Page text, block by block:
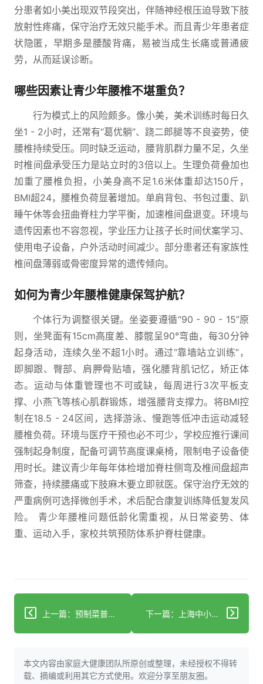
分患者如小美出现双节段突出，伴随神经根压迫导致下肢
放射性疼痛，保守治疗无效只能手术。而且青少年患者症
状隐匿，早期多是腰酸背痛，易被当成生长痛或普通疲
劳，从而延误诊断。
哪些因素让青少年腰椎不堪重负？
行为模式上的风险颇多。像小美，美术训练时每日久
坐1 - 2小时，还常有“葛优躺”、跷二郎腿等不良姿势，使
腰椎持续受压。同时缺乏运动，腰背肌群力量不足，久坐
时椎间盘承受压力是站立时的3倍以上。生理负荷叠加也
加重了腰椎负担，小美身高不足1.6米体重却达150斤，
BMI超24，腰椎负荷显著增加。单肩背包、书包过重、趴
睡午休等会扭曲脊柱力学平衡，加速椎间盘退变。环境与
遗传因素也不容忽视，学业压力让孩子长时间伏案学习、
使用电子设备，户外活动时间减少。部分患者还有家族性
椎间盘薄弱或骨密度异常的遗传倾向。
如何为青少年腰椎健康保驾护航？
个体行为调整很关键。坐姿要遵循“90 - 90 - 15”原
则，坐凳面有15cm高度差、膝髋呈90°弯曲，每30分钟
起身活动，连续久坐不超1小时。通过“靠墙站立训练”，
即脚跟、臀部、肩胛骨贴墙，强化腰背肌记忆，矫正体
态。运动与体重管理也不可或缺，每周进行3次平板支
撑、小燕飞等核心肌群锻炼，增强腰背支撑力。将BMI控
制在18.5 - 24区间，选择游泳、慢跑等低冲击运动减轻
腰椎负荷。环境与医疗干预也必不可少，学校应推行课间
强制起身制度，配备可调节高度课桌椅，限制电子设备使
用时长。建议青少年每年体检增加脊柱侧弯及椎间盘超声
筛查，持续腰痛或下肢麻木要立即就医。保守治疗无效的
严重病例可选择微创手术，术后配合康复训练降低复发风
险。 青少年腰椎问题低龄化需重视，从日常姿势、体
重、运动入手，家校共筑预防体系护脊柱健康。
上一篇：预制菜普及时代，我们如何保障自己的饮食安全？ 下一篇：上海中小学发臭午餐事件，孩子吃坏肚子谁负责？
本文内容由家庭大健康团队所原创或整理，未经授权不得转
载、摘编或利用其它方式使用。欢迎分享至朋友圈。